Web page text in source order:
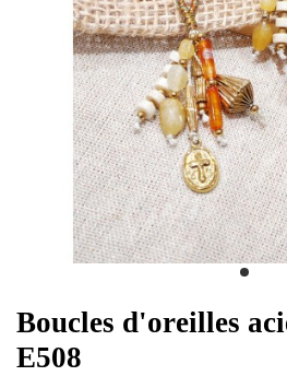
Boucles d'oreilles
E508